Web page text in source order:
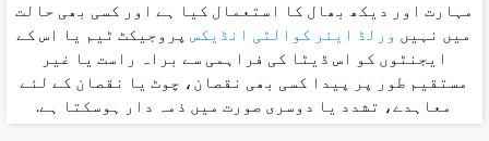
مہارت اور دیکھ بھال کا استعمال کیا ہے اور کسی بھی حالت
میں نہیںورلڈ ایئر کوالٹی انڈیکسپروجیکٹ ٹیم یا اس کے
ایجنٹوں کو اس ڈیٹا کی فراہمی سے براہ راست یا غیر
مستقیم طور پر پیدا کسی بھی نقصان، چوٹ یا نقصان کے لئے
معاہدے، تشدد یا دوسری صورت میں ذمہ دار ہوسکتا ہے.